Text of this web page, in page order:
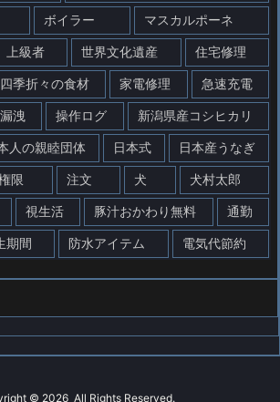
ボイラー マスカルポーネ
上級者 世界文化遺産 住宅修理
四季折々の食材 家電修理 急速充電
洩 操作ログ 新潟県産コシヒカリ
人の親睦団体 日本式 日本産うなぎ
限 注文 犬 犬村太郎
視生活 豚汁おかわり無料 通勤
期間 防水アイテム 電気代節約
© 2026 All Rights Reserved.